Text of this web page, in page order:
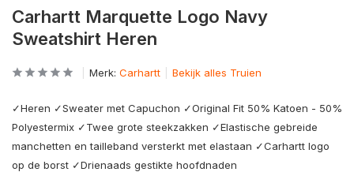
Carhartt Marquette Logo Navy
Sweatshirt Heren
Merk: Carhartt Bekijk alles Truien
✓Heren ✓Sweater met Capuchon ✓Original Fit 50% Katoen - 50%
Polyestermix ✓Twee grote steekzakken ✓Elastische gebreide
manchetten en tailleband versterkt met elastaan ✓Carhartt logo
op de borst ✓Drienaads gestikte hoofdnaden